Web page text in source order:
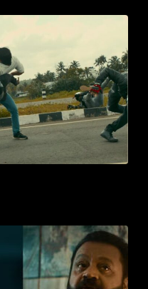
പുറത്ത്; വക്കീൽ
സുരേഷ് ഗോപി..